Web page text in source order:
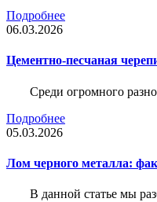
Подробнее
06.03.2026
Цементно-песчаная
Среди огромного
Подробнее
05.03.2026
Лом черного металла:
В данной статье мы